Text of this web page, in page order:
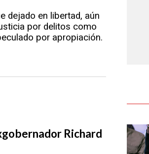
dejado en libertad, aún
por delitos como
por apropiación.
Richard